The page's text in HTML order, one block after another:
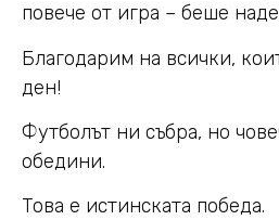
повече от игра – беше
Благодарим на всички,
ден!
Футболът ни събра, но
обедини.
Това е истинската победа.